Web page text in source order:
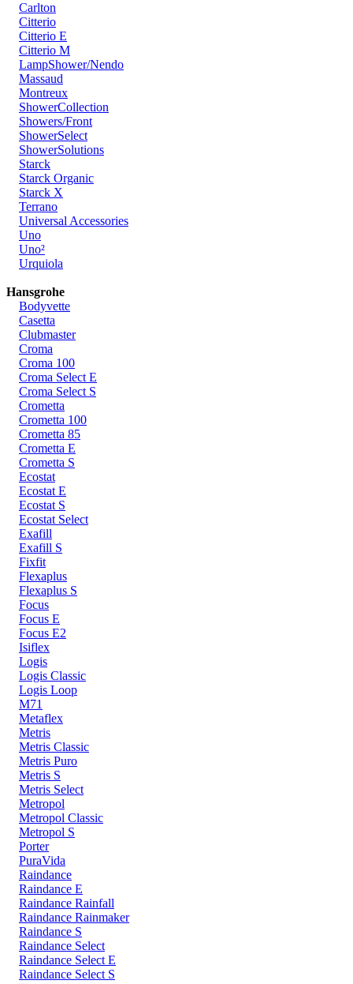
Carlton
Citterio
Citterio E
Citterio M
LampShower/Nendo
Massaud
Montreux
ShowerCollection
Showers/Front
ShowerSelect
ShowerSolutions
Starck
Starck Organic
Starck X
Terrano
Universal Accessories
Uno
Uno²
Urquiola
Hansgrohe
Bodyvette
Casetta
Clubmaster
Croma
Croma 100
Croma Select E
Croma Select S
Crometta
Crometta 100
Crometta 85
Crometta E
Crometta S
Ecostat
Ecostat E
Ecostat S
Ecostat Select
Exafill
Exafill S
Fixfit
Flexaplus
Flexaplus S
Focus
Focus E
Focus E2
Isiflex
Logis
Logis Classic
Logis Loop
M71
Metaflex
Metris
Metris Classic
Metris Puro
Metris S
Metris Select
Metropol
Metropol Classic
Metropol S
Porter
PuraVida
Raindance
Raindance E
Raindance Rainfall
Raindance Rainmaker
Raindance S
Raindance Select
Raindance Select E
Raindance Select S